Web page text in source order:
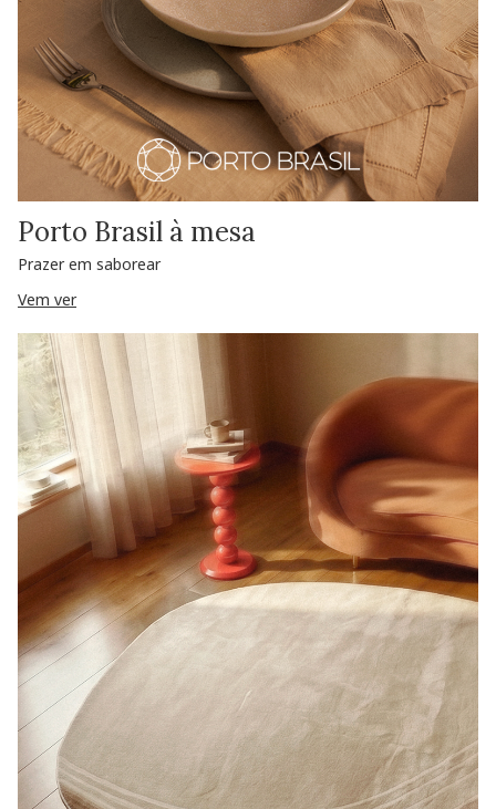
Porto Brasil à mesa
Prazer em saborear
Vem ver